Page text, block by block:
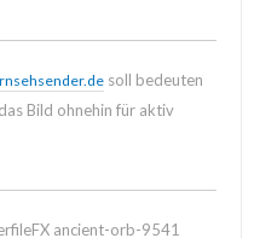
soll bedeuten
Bild ohnehin für aktiv
ancient-orb-9541